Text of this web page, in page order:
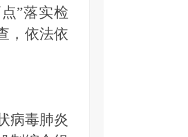
”落实检
，依法依
病毒肺炎